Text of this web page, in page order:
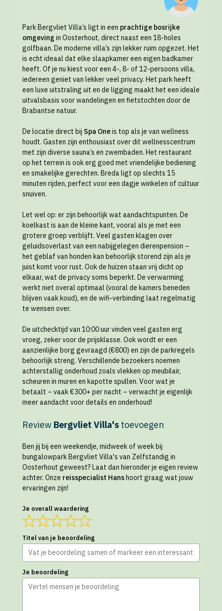
Park Bergvliet Villa’s ligt in een prachtige bosrijke
omgeving in Oosterhout, direct naast een 18-holes
golfbaan. De moderne villa’s zijn lekker ruim opgezet. Het
is echt ideaal dat elke slaapkamer een eigen badkamer
heeft. Of je nu kiest voor een 4-, 8- of 12-persoons villa,
iedereen geniet van lekker veel privacy. Het park heeft
een luxe uitstraling uit en de ligging maakt het een ideale
uitvalsbasis voor wandelingen en fietstochten door de
Brabantse natuur.
De locatie direct bij Spa Oneis top als je van wellness
houdt. Gasten zijn enthousiast over dit wellnesscentrum
met zijn diverse sauna’s en zwembaden. Het restaurant
op het terrein is ook erg goed met vriendelijke bediening
en smakelijke gerechten. Breda ligt op slechts 15
minuten rijden, perfect voor een dagje winkelen of cultuur
snuiven.
Let wel op: er zijn behoorlijk wat aandachtspunten. De
koelkast is aan de kleine kant, vooral als je met een
grotere groep verblijft. Veel gasten klagen over
geluidsoverlast van een nabijgelegen dierenpension –
het geblaf van honden kan behoorlijk storend zijn als je
juist komt voor rust. Ook de huizen staan vrij dicht op
elkaar, wat de privacy soms beperkt. De verwarming
werkt niet overal optimaal (vooral de kamers beneden
blijven vaak koud), en de wifi-verbinding laat regelmatig
te wensen over.
De uitchecktijd van 10:00 uur vinden veel gasten erg
vroeg, zeker voor de prijsklasse. Ook wordt er een
aanzienlijke borg gevraagd (€800) en zijn de parkregels
behoorlijk streng. Verschillende bezoekers noemen
achterstallig onderhoud zoals vlekken op meubilair,
scheuren in muren en kapotte spullen. Voor wat je
betaalt – vaak €300+ per nacht – verwacht je eigenlijk
meer aandacht voor details en onderhoud!
Review Bergvliet Villa's toevoegen
Ben jij bij een weekendje, midweek of week bij
bungalowpark Bergvliet Villa's van Zelfstandig in
Oosterhout geweest? Laat dan hieronder je eigen review
achter. Onze reisspecialist Hanshoort graag wat jouw
ervaringen zijn!
Je overall waardering
Titel van je beoordeling
Je beoordeling